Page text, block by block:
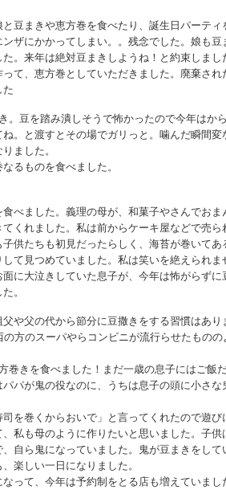
豆まきや恵方巻を食べたり、誕生日パーティ
ザにかかってしまい。。残念でした。娘も豆
。来年は絶対豆まきしようね！と約束しまし
て、恵方巻としていただきました。廃棄され
た
。豆を踏み潰しそうで怖かったので今年はか
。と渡すとその場でガリっと。噛んだ瞬間変
ました。
るものを食べました。
べました。義理の母が、和菓子やさんでおま
くれました。私は前からケーキ屋などで売ら
供たちも初見だったらしく、海苔が巻いてあ
て見つめていました。私は笑いを絶えられま
に大泣きしていた息子が、今年は怖がらずに
。
や父の代から節分に豆撒きをする習慣はあり
方のスーパやらコンビニが流行らせたものの
巻きを食べました！まだ一歳の息子にはご飯
パが鬼の役なのに、うちは息子の頭に小さな
を巻くからおいで」と言ってくれたので遊び
私も母のように作りたいと思いました。子供
自ら鬼になっていました。鬼が豆まきをして
楽しい一日になりました。
って、今年は予約制をとる店も増えていまし